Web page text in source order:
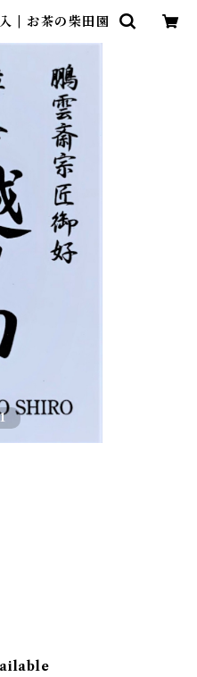
| お茶の柴田園